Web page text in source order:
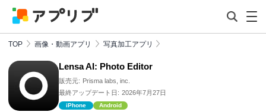
TOP 画像・動画アプリ 写真加工アプリ
Lensa AI: Photo Editor
販売元: Prisma labs, inc.
最終アップデート日: 2026年7月27日
iPhone Android